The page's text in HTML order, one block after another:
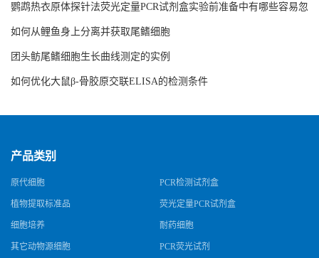
鹦鹉热衣原体探针法荧光定量PCR试剂盒实验前准备中有哪些容易忽
略的细节
如何从鲤鱼身上分离并获取尾鳍细胞
团头鲂尾鳍细胞生长曲线测定的实例
如何优化大鼠β-骨胶原交联ELISA的检测条件
产品类别
原代细胞 PCR检测试剂盒
植物提取标准品 荧光定量PCR试剂盒
细胞培养 耐药细胞
其它动物源细胞 PCR荧光试剂